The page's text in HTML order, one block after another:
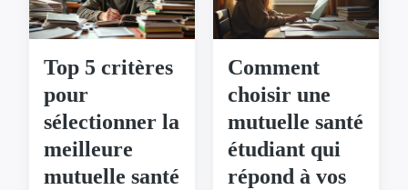
Top 5 critères
pour
sélectionner la
meilleure
mutuelle santé
Comment
choisir une
mutuelle santé
étudiant qui
répond à vos